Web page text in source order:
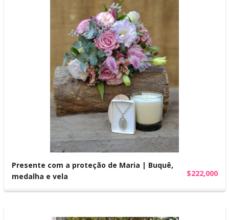
Presente com a proteção de Maria | Buquê,
medalha e vela
$222,000